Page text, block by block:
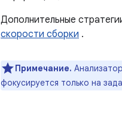
Дополнительные
скорости сборки .
Примечание.
фокусируется только на